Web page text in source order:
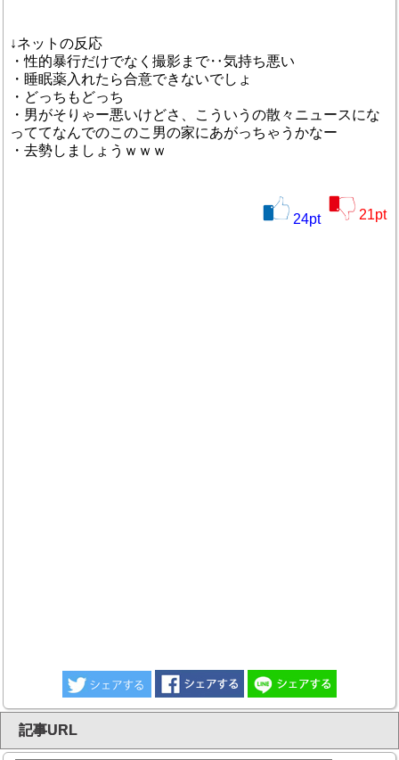
↓ネットの反応
・性的暴行だけでなく撮影まで‥気持ち悪い
・睡眠薬入れたら合意できないでしょ
・どっちもどっち
・男がそりゃー悪いけどさ、こういうの散々ニュースにな
っててなんでのこのこ男の家にあがっちゃうかなー
・去勢しましょうｗｗｗ
24pt 21pt
記事URL